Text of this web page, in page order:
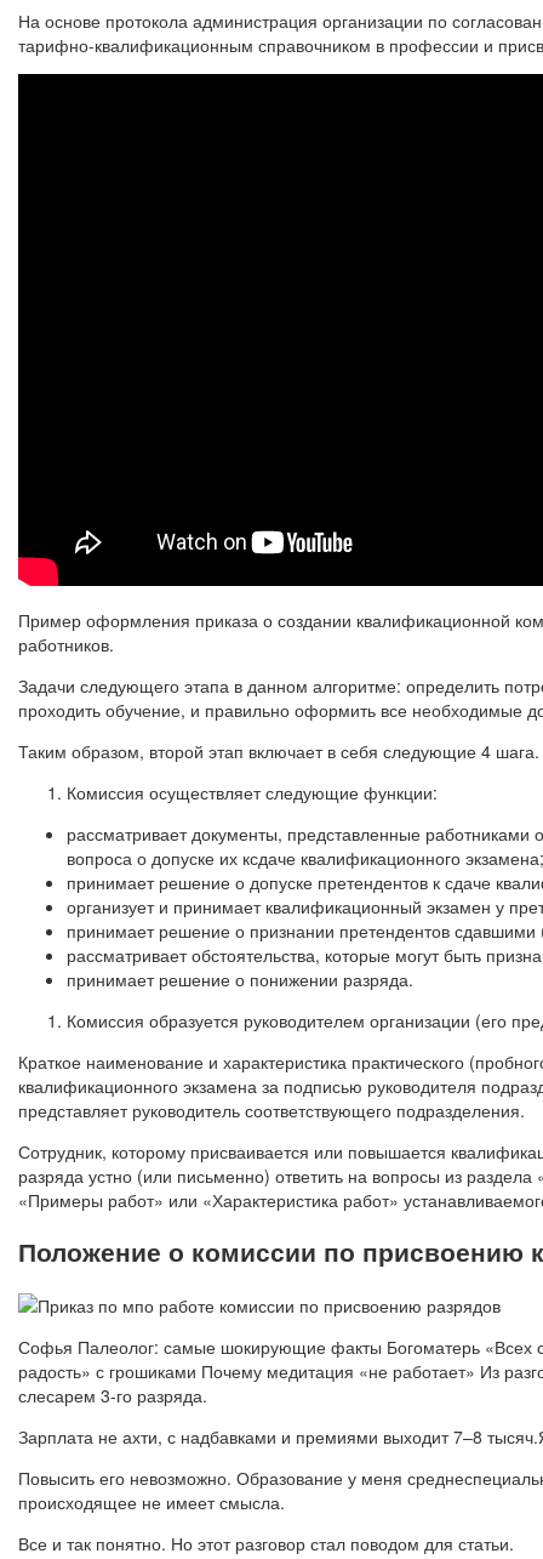
На основе протокола администрация организации по
тарифно-квалификационным справочником в профессии и
Пример оформления приказа о создании квалификационной
работников.
Задачи следующего этапа в данном алгоритме: определить
проходить обучение, и правильно оформить все необходимые
Таким образом, второй этап включает в себя следующие 4 шага.
Комиссия осуществляет следующие функции:
рассматривает документы, представленные
вопроса о допуске их ксдаче квалификационного экзамена;
принимает решение о допуске претендентов к сдаче
организует и принимает квалификационный экзамен у
принимает решение о признании претендентов
рассматривает обстоятельства, которые могут быть
принимает решение о понижении разряда.
Комиссия образуется руководителем организации (его
Краткое наименование и характеристика практического
квалификационного экзамена за подписью руководителя
представляет руководитель соответствующего подразделения.
Сотрудник, которому присваивается или повышается
разряда устно (или письменно) ответить на вопросы из
«Примеры работ» или «Характеристика работ»
Положение о комиссии по присвоению
Софья Палеолог: самые шокирующие факты Богоматерь «Всех
радость» с грошиками Почему медитация «не работает» Из
слесарем 3-го разряда.
Зарплата не ахти, с надбавками и премиями выходит 7–8
Повысить его невозможно. Образование у меня
происходящее не имеет смысла.
Все и так понятно. Но этот разговор стал поводом для статьи.